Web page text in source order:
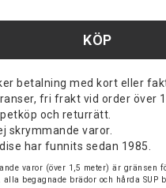
KÖP
betalning med kort eller
fri frakt vid order över
och returrätt.
skrymmande varor.
har funnits sedan 1985.
varor (över 1,5 meter) är gränsen
begagnade brädor och hårda SUP